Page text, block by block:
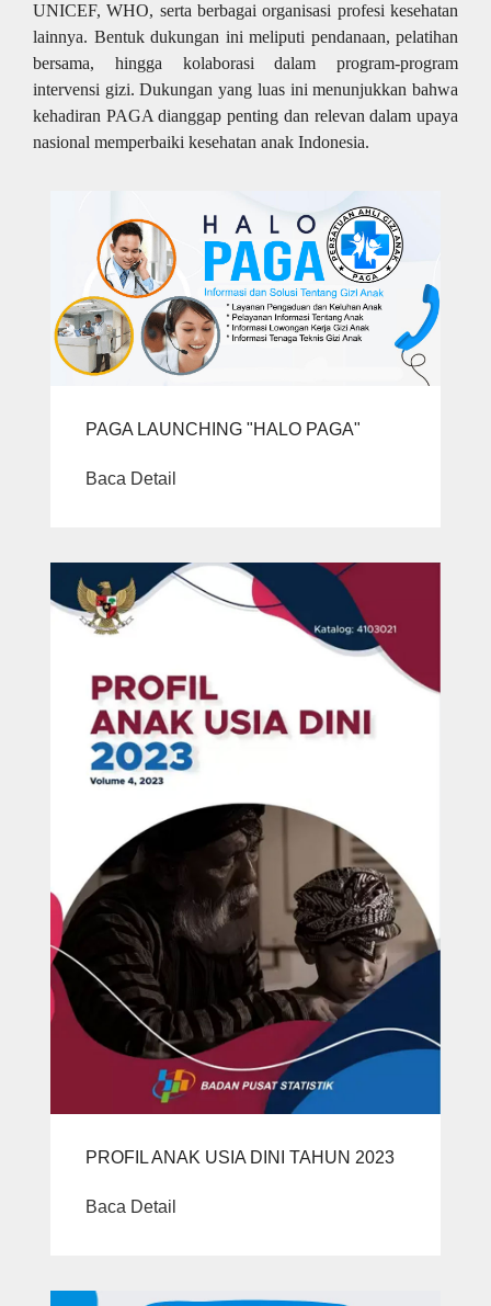
UNICEF, WHO, serta berbagai organisasi profesi kesehatan
lainnya. Bentuk dukungan ini meliputi pendanaan, pelatihan
bersama, hingga kolaborasi dalam program-program
intervensi gizi. Dukungan yang luas ini menunjukkan bahwa
kehadiran PAGA dianggap penting dan relevan dalam upaya
nasional memperbaiki kesehatan anak Indonesia.
PAGA LAUNCHING "HALO PAGA"
Baca Detail
PROFIL ANAK USIA DINI TAHUN 2023
Baca Detail